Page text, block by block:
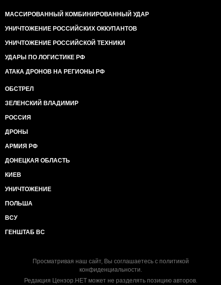
МАССИРОВАННЫЙ КОМБИНИРОВАННЫЙ УДАР
УНИЧТОЖЕНИЕ РОССИЙСКИХ ОККУПАНТОВ
УНИЧТОЖЕНИЕ РОССИЙСКОЙ ТЕХНИКИ
УДАРЫ ПО ЛОГИСТИКЕ РФ
АТАКА ДРОНОВ НА РЕГИОНЫ РФ
ОБСТРЕЛ
ЗЕЛЕНСКИЙ ВЛАДИМИР
РОССИЯ
ДРОНЫ
АРМИЯ РФ
ДОНЕЦКАЯ ОБЛАСТЬ
КИЕВ
УНИЧТОЖЕНИЕ
ПОЛЬША
ВСУ
ГЕНШТАБ ВС
Просматривая наш сайт, Вы соглашаетесь с политикой
конфиденциальности.
Редакция Цензор.НЕТ может не разделять позицию авторов.